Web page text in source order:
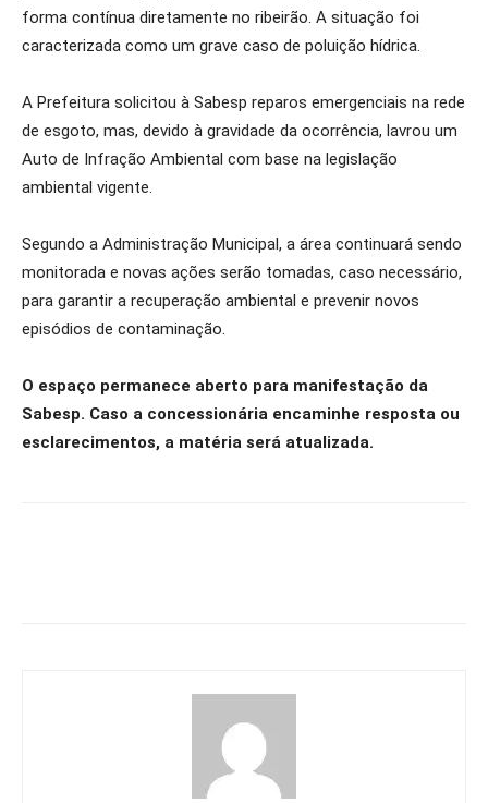
forma contínua diretamente no ribeirão. A situação foi
caracterizada como um grave caso de poluição hídrica.
A Prefeitura solicitou à Sabesp reparos emergenciais na rede
de esgoto, mas, devido à gravidade da ocorrência, lavrou um
Auto de Infração Ambiental com base na legislação
ambiental vigente.
Segundo a Administração Municipal, a área continuará sendo
monitorada e novas ações serão tomadas, caso necessário,
para garantir a recuperação ambiental e prevenir novos
episódios de contaminação.
O espaço permanece aberto para manifestação da
Sabesp. Caso a concessionária encaminhe resposta ou
esclarecimentos, a matéria será atualizada.